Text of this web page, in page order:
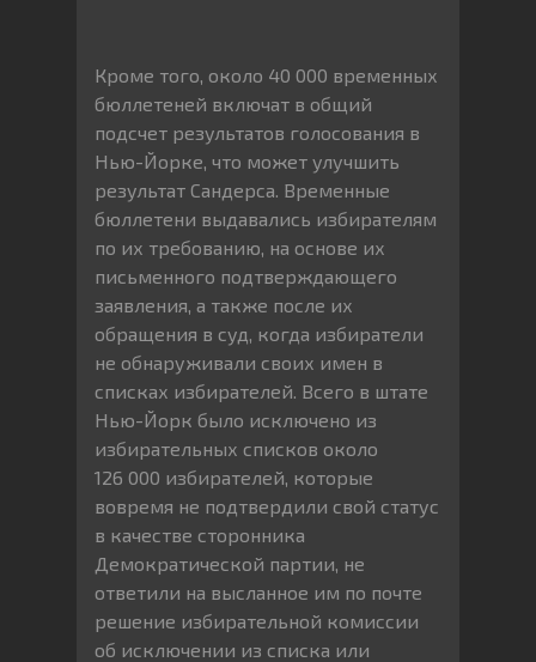
Кроме того, около 40 000 временных
бюллетеней включат в общий
подсчет результатов голосования в
Нью-Йорке, что может улучшить
результат Сандерса. Временные
бюллетени выдавались избирателям
по их требованию, на основе их
письменного подтверждающего
заявления, а также после их
обращения в суд, когда избиратели
не обнаруживали своих имен в
списках избирателей. Всего в штате
Нью-Йорк было исключено из
избирательных списков около
126 000 избирателей, которые
вовремя не подтвердили свой статус
в качестве сторонника
Демократической партии, не
ответили на высланное им по почте
решение избирательной комиссии
об исключении из списка или